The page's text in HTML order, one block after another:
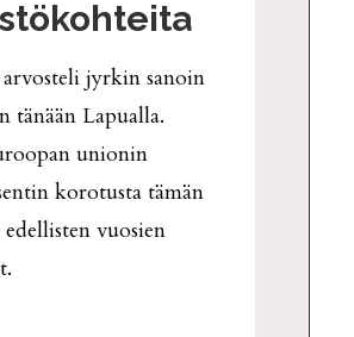
jyrkin sanoin
tänään Lapualla.
unionin
korotusta tämän
vuosien